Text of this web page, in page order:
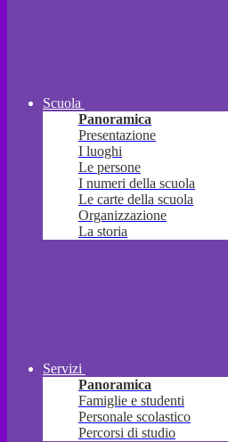
Scuola
Panoramica
Presentazione
I luoghi
Le persone
I numeri della scuola
Le carte della scuola
Organizzazione
La storia
Servizi
Panoramica
Famiglie e studenti
Personale scolastico
Percorsi di studio